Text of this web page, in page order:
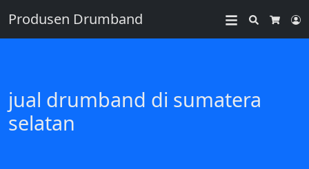
Produsen Drumband
Search
jual drumband di sumatera
selatan